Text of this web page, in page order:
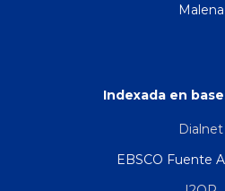
Malena
Indexada en
Dialnet
EBSCO Fuente